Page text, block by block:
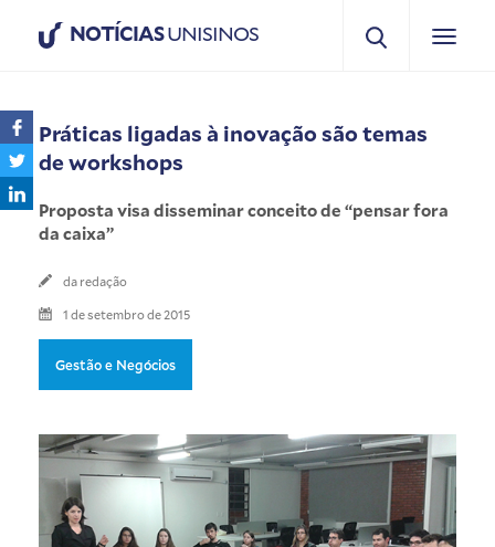
NOTÍCIASUNISINOS
Práticas ligadas à inovação são temas
de workshops
Proposta visa disseminar conceito de “pensar fora
da caixa”
da redação
1 de setembro de 2015
Gestão e Negócios